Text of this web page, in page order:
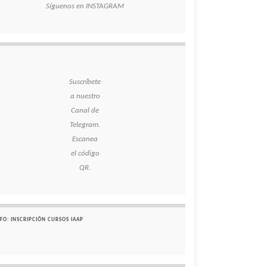
Síguenos en INSTAGRAM
Suscríbete
a nuestro
Canal de
Telegram.
Escanea
el código
QR.
INSCRIPCIÓN CURSOS IAAP